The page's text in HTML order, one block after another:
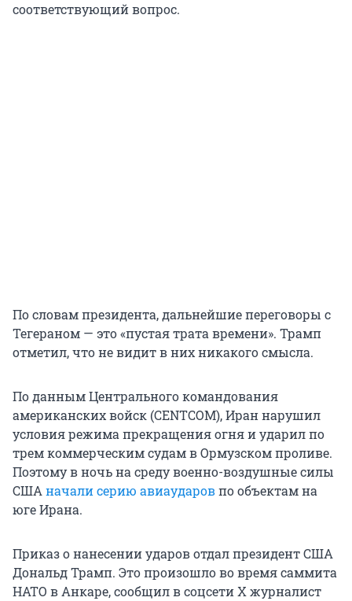
соответствующий вопрос.
По словам президента, дальнейшие переговоры с
Тегераном — это «пустая трата времени». Трамп
отметил, что не видит в них никакого смысла.
По данным Центрального командования
американских войск (CENTCOM), Иран нарушил
условия режима прекращения огня и ударил по
трем коммерческим судам в Ормузском проливе.
Поэтому в ночь на среду военно-воздушные силы
СШАначали серию авиаударовпо объектам на
юге Ирана.
Приказ о нанесении ударов отдал президент США
Дональд Трамп. Это произошло во время саммита
НАТО в Анкаре, сообщил в соцсети X журналист